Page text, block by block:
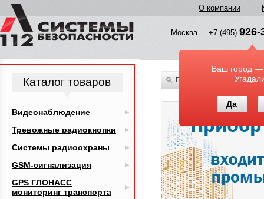
О компании
Москва +7 (495) 926-
Ваш город —
Да
По всему каталогу
Каталог товаров
Видеонаблюдение
Тревожные радиокнопки
Системы радиоохраны
GSM-сигнализация
GPS ГЛОНАСС
мониторинг транспорта